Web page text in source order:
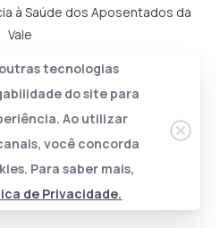
à Saúde dos Aposentados da
Vale
tecnologias
do site para
Ao utilizar
você concorda
Para saber mais,
de Privacidade.